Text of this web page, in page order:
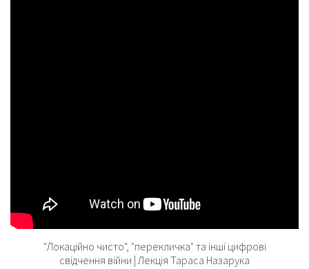
"Локаційно чисто", "перекличка" та інші цифрові
свідчення війни | Лекція Тараса Назарука